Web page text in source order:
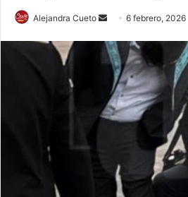
Alejandra Cueto
Send
email
6 febrero, 2026